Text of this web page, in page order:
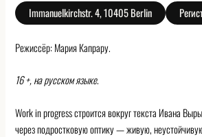
Immanuelkirchstr. 4, 10405 Berlin
Режиссёр: Мария Капрару.
16 +, на русском языке.
Work in progress строится вокруг текста Ивана
через подростковую оптику — живую,